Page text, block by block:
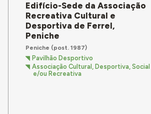
Edifício-Sede da Associação
Recreativa Cultural e
Desportiva de Ferrel,
Peniche
Peniche (post. 1987)
Pavilhão Desportivo
Associação Cultural, Desportiva, Social
e/ou Recreativa